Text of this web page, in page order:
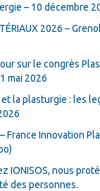
– 10 décembre
2026 –
sur le congrès
mai 2026
et la plasturgie : les
– France Innovation
IONISOS, nous
des personnes.